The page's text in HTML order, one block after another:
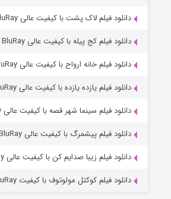
دانلود فیلم لاک پشت با کیفیت عالی BluRay
دانلود فیلم کج‌ پیله با کیفیت عالی BluRay
دانلود فیلم خانه ارواح با کیفیت عالی BluRay
دانلود فیلم یازده یازده با کیفیت عالی BluRay
دانلود فیلم سینما شهر قصه با کیفیت عالی BluRay
دانلود فیلم پیشمرگ با کیفیت عالی BluRay
دانلود فیلم زیبا صدایم کن با کیفیت عالی BluRay
دانلود فیلم کوکتل مولوتوف با کیفیت BluRay